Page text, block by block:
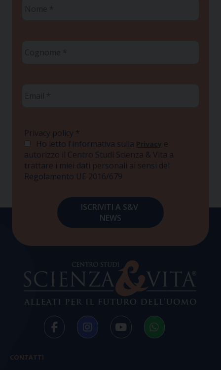
Privacy policy *
Ho letto l'informativa sulla Privacy e
autorizzo il Centro Studi Scienza & Vita a
trattare i miei dati personali ai sensi del
Regolamento UE 2016/679
CONTATTI